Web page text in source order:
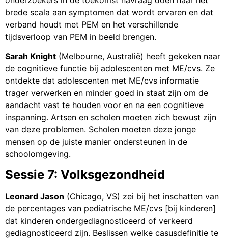
brede scala aan symptomen dat wordt ervaren en dat
verband houdt met PEM en het verschillende
tijdsverloop van PEM in beeld brengen.
Sarah Knight (Melbourne, Australië) heeft gekeken naar
de cognitieve functie bij adolescenten met ME/cvs. Ze
ontdekte dat adolescenten met ME/cvs informatie
trager verwerken en minder goed in staat zijn om de
aandacht vast te houden voor en na een cognitieve
inspanning. Artsen en scholen moeten zich bewust zijn
van deze problemen. Scholen moeten deze jonge
mensen op de juiste manier ondersteunen in de
schoolomgeving.
Sessie 7: Volksgezondheid
Leonard Jason (Chicago, VS) zei bij het inschatten van
de percentages van pediatrische ME/cvs [bij kinderen]
dat kinderen ondergediagnosticeerd of verkeerd
gediagnosticeerd zijn. Beslissen welke casusdefinitie te